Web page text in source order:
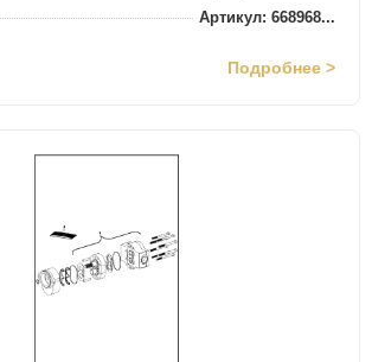
Артикул: 668968...
Подробнее >